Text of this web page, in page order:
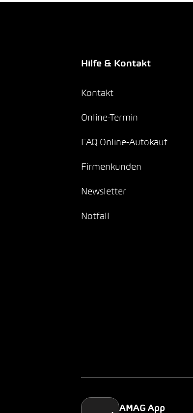
Hilfe & Kontakt
Kontakt
Online-Termin
FAQ Online-Autokauf
Firmenkunden
Newsletter
Notfall
AMAG App